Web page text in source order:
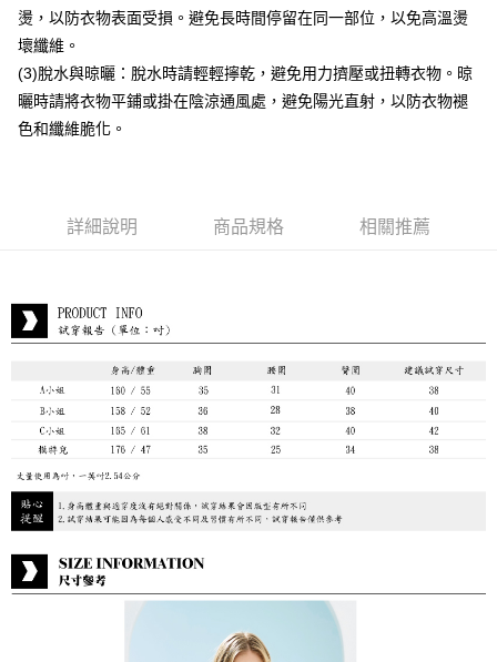
宅配到府
每筆NT$80，滿NT$888(含以上)免運費
貨到付款
每筆NT$80，滿NT$888(含以上)免運費
燙，以防衣物表面受損。避免長時間停留在同一部位，以免高溫燙
壞纖維。
(3)脫水與晾曬：脫水時請輕輕擰乾，避免用力擠壓或扭轉衣物。晾
曬時請將衣物平鋪或掛在陰涼通風處，避免陽光直射，以防衣物褪
色和纖維脆化。
詳細說明 商品規格 相關推薦